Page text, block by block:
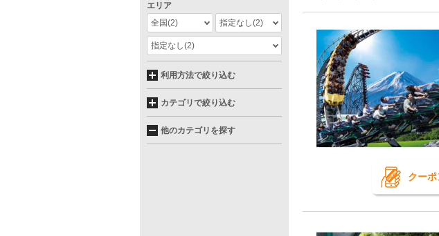
クーポ
エリア
全国(2) 指定なし(2)
指定なし(2)
利用方法で絞り込む
カテゴリで絞り込む
他のカテゴリを探す